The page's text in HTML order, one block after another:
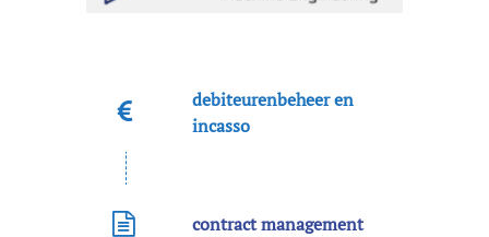
debiteurenbeheer en
incasso
contract management